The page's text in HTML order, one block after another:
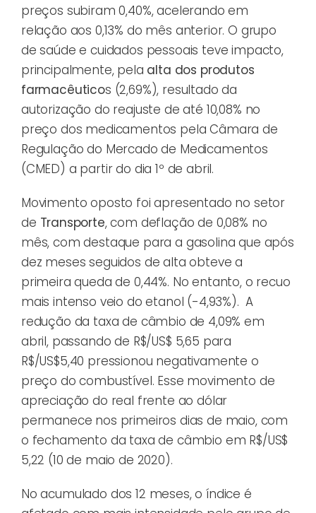
preços subiram 0,40%, acelerando em
relação aos 0,13% do mês anterior. O grupo
de saúde e cuidados pessoais teve impacto,
principalmente, pela alta dos produtos
farmacêuticos (2,69%), resultado da
autorização do reajuste de até 10,08% no
preço dos medicamentos pela Câmara de
Regulação do Mercado de Medicamentos
(CMED) a partir do dia 1º de abril.
Movimento oposto foi apresentado no setor
de Transporte, com deflação de 0,08% no
mês, com destaque para a gasolina que após
dez meses seguidos de alta obteve a
primeira queda de 0,44%. No entanto, o recuo
mais intenso veio do etanol (-4,93%). A
redução da taxa de câmbio de 4,09% em
abril, passando de R$/US$ 5,65 para
R$/US$5,40 pressionou negativamente o
preço do combustível. Esse movimento de
apreciação do real frente ao dólar
permanece nos primeiros dias de maio, com
o fechamento da taxa de câmbio em R$/US$
5,22 (10 de maio de 2020).
No acumulado dos 12 meses, o índice é